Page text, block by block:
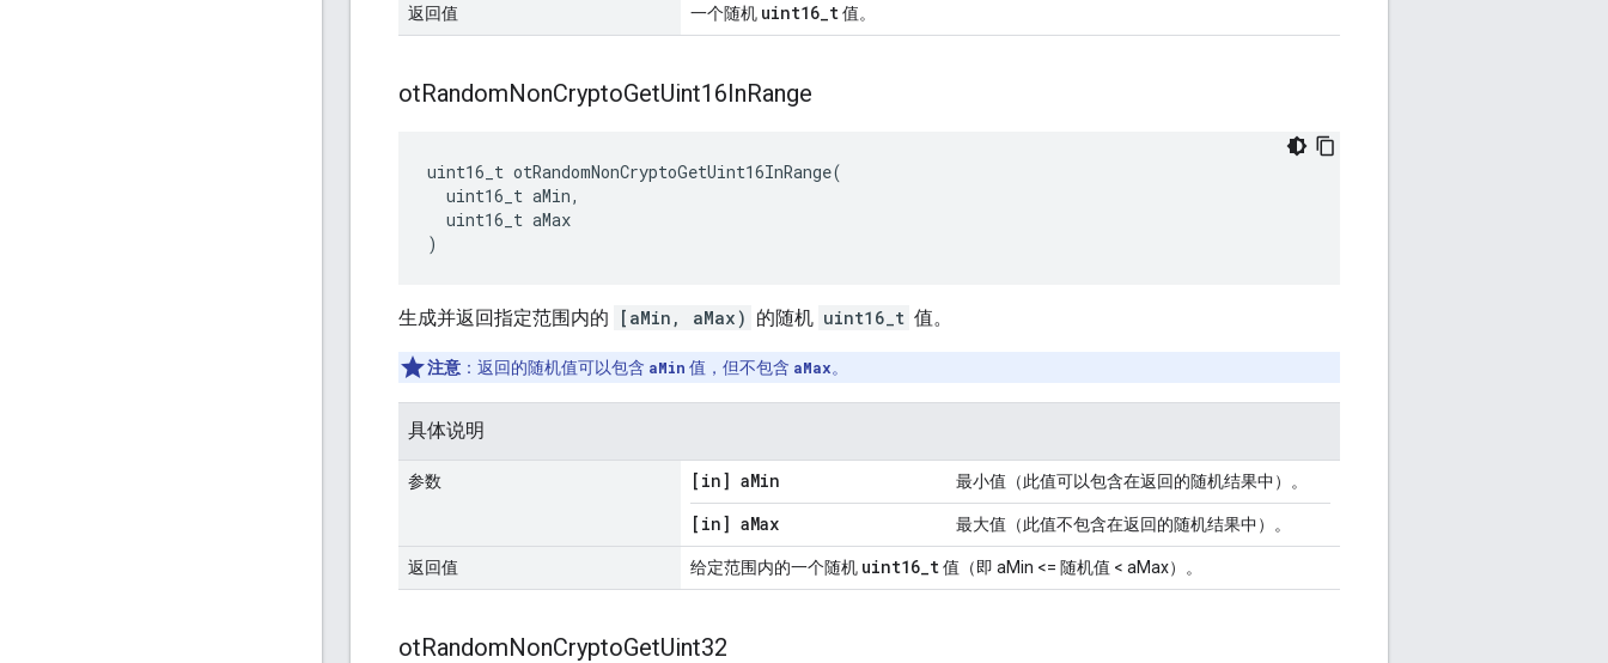
返回值 一个随机 uint16_t值。
otRandomNonCryptoGetUint16InRange
uint16_t otRandomNonCryptoGetUint16InRange(
uint16_t aMin,
uint16_t aMax
)
生成并返回指定范围内的 [aMin, aMax) 的随机 uint16_t 值。
注意 ：返回的随机值可以包含 aMin 值，但不包含 aMax。
具体说明
参数 [in] aMin 最小值（此值可以包含在返回的随机结果中）。
[in] aMax 最大值（此值不包含在返回的随机结果中）。
返回值 给定范围内的一个随机 uint16_t值（即 aMin <= 随机值 < aMax）。
otRandomNonCryptoGetUint32